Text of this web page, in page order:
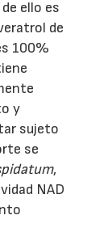
ello es
de
100%
y
sujeto
se
,
NAD